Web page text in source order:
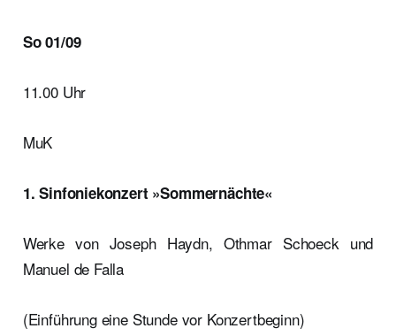
So 01/09
11.00 Uhr
MuK
1. Sinfoniekonzert »Sommernächte«
Werke von Joseph Haydn, Othmar Schoeck und
Manuel de Falla
(Einführung eine Stunde vor Konzertbeginn)